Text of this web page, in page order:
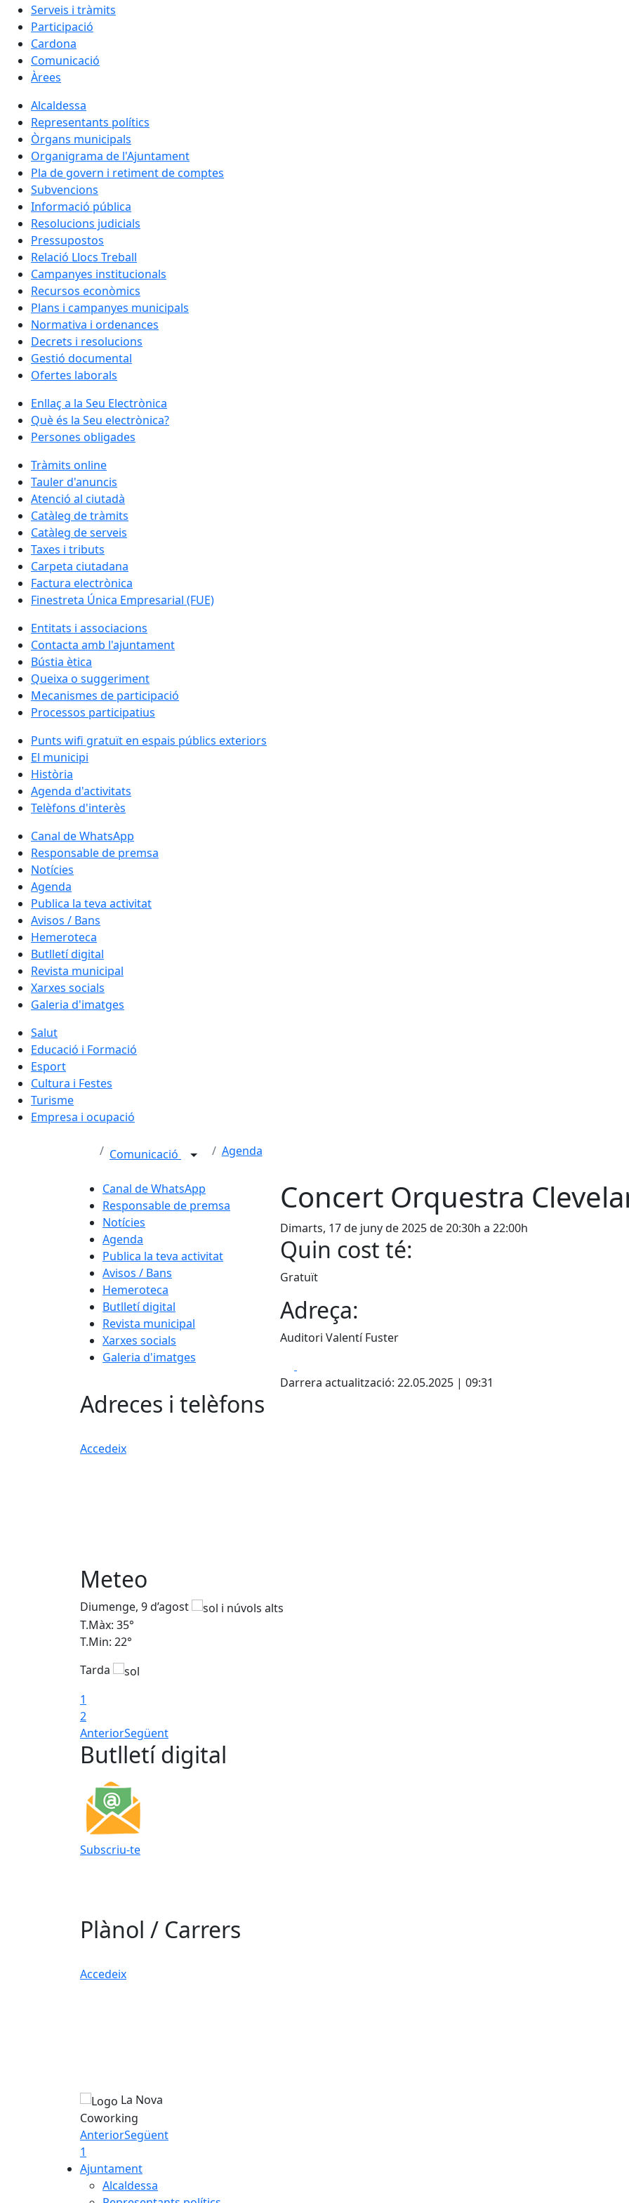
Serveis i tràmits
Participació
Cardona
Comunicació
Àrees
Alcaldessa
Representants polítics
Òrgans municipals
Organigrama de l'Ajuntament
Pla de govern i retiment de comptes
Subvencions
Informació pública
Resolucions judicials
Pressupostos
Relació Llocs Treball
Campanyes institucionals
Recursos econòmics
Plans i campanyes municipals
Normativa i ordenances
Decrets i resolucions
Gestió documental
Ofertes laborals
Enllaç a la Seu Electrònica
Què és la Seu electrònica?
Persones obligades
Tràmits online
Tauler d'anuncis
Atenció al ciutadà
Catàleg de tràmits
Catàleg de serveis
Taxes i tributs
Carpeta ciutadana
Factura electrònica
Finestreta Única Empresarial (FUE)
Entitats i associacions
Contacta amb l'ajuntament
Bústia ètica
Queixa o suggeriment
Mecanismes de participació
Processos participatius
Punts wifi gratuït en espais públics exteriors
El municipi
Història
Agenda d'activitats
Telèfons d'interès
Canal de WhatsApp
Responsable de premsa
Notícies
Agenda
Publica la teva activitat
Avisos / Bans
Hemeroteca
Butlletí digital
Revista municipal
Xarxes socials
Galeria d'imatges
Salut
Educació i Formació
Esport
Cultura i Festes
Turisme
Empresa i ocupació
Comunicació Agenda
Canal de WhatsApp
Responsable de premsa
Notícies
Agenda
Publica la teva activitat
Avisos / Bans
Hemeroteca
Butlletí digital
Revista municipal
Xarxes socials
Galeria d'imatges
Concert Orquestra
Dimarts, 17 de juny de 2025 de 20:30h a 22:00h
Quin cost té:
Gratuït
Adreça:
Auditori Valentí Fuster
Darrera actualització: 22.05.2025 | 09:31
Adreces i telèfons
Accedeix
Meteo
Diumenge, 9 d’agost
T.Màx: 35°
T.Min: 22°
Tarda
1
2
AnteriorSegüent
Butlletí digital
Subscriu-te
Plànol / Carrers
Accedeix
La Nova
Coworking
AnteriorSegüent
1
Ajuntament
Alcaldessa